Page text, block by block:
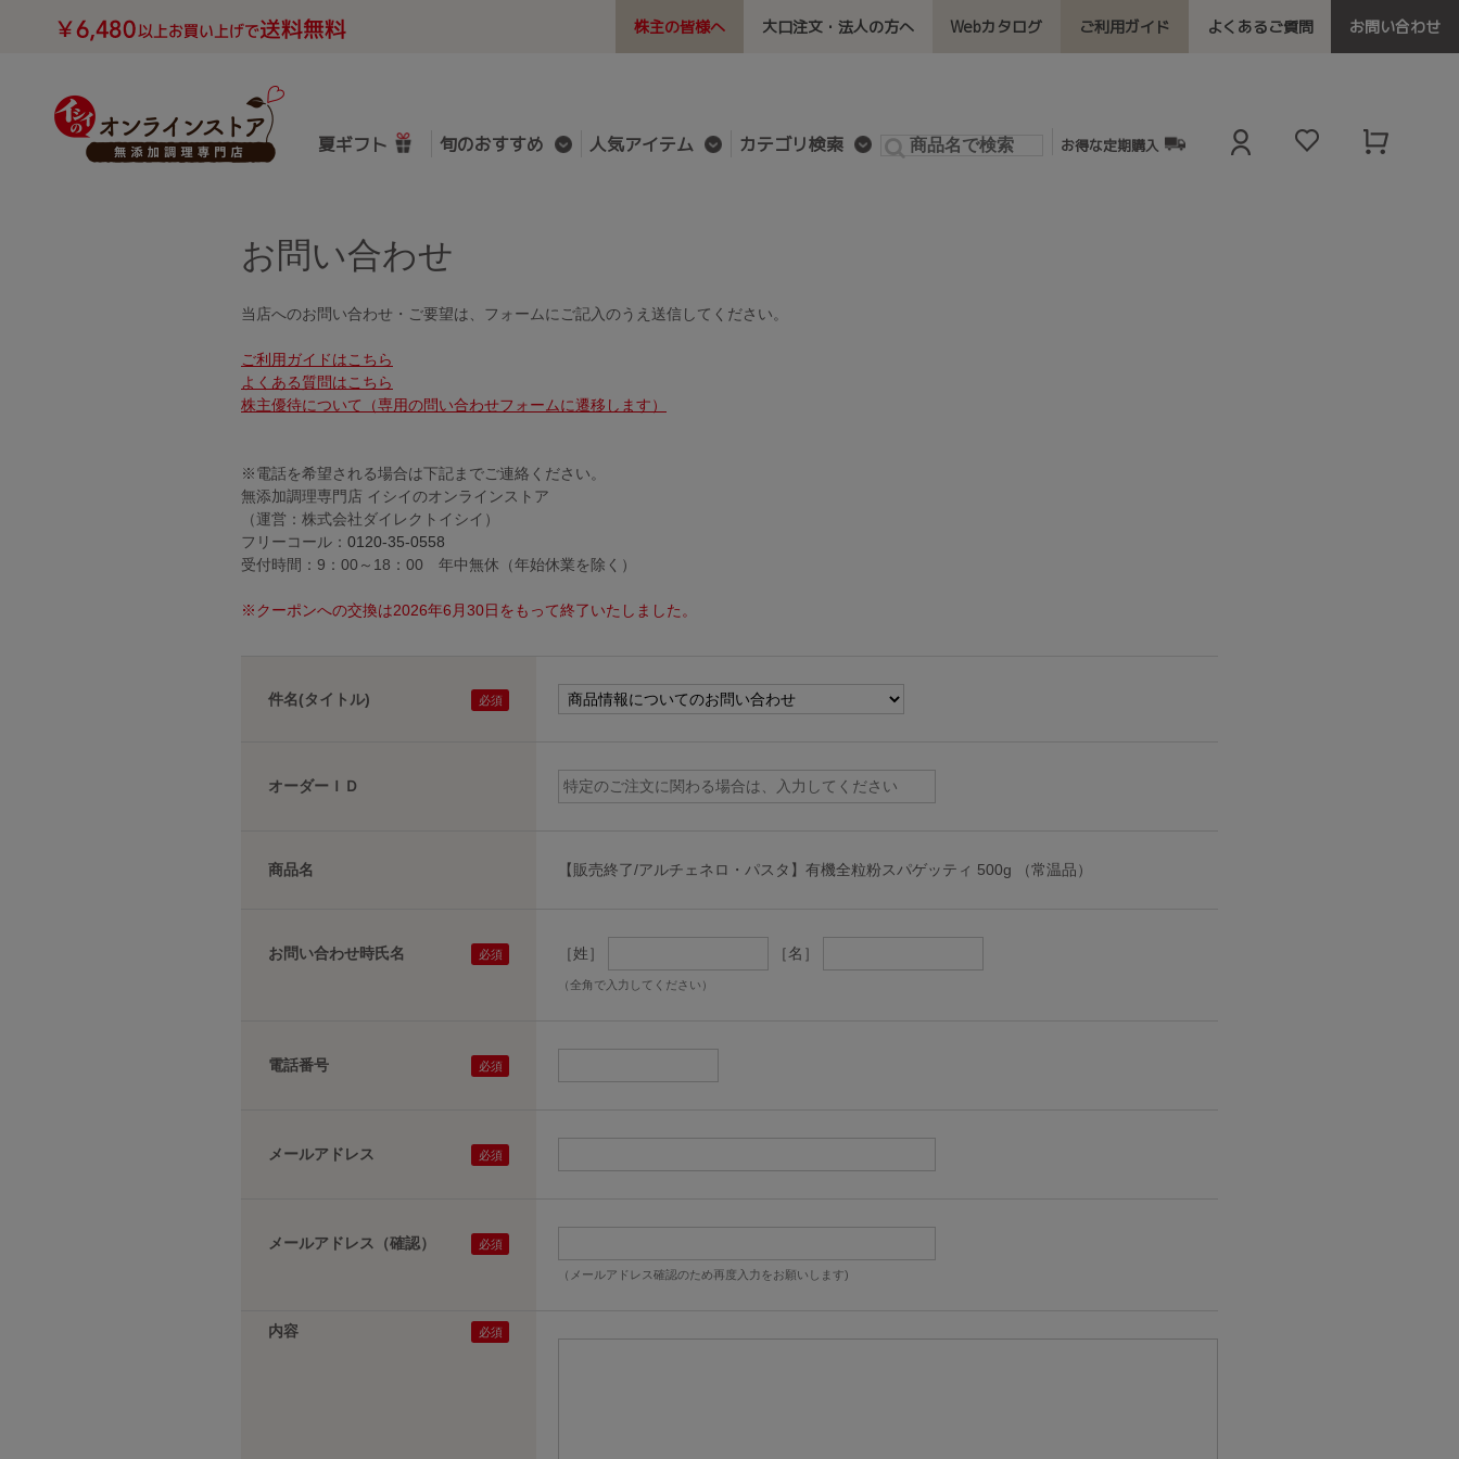
株主の皆様へ 大口注文・法人の方へ Webカタログ ご利用ガイド よくあるご質問 お問い合わせ
夏ギフト 旬のおすすめ 人気アイテム カテゴリ検索 お得な定期購入
お問い合わせ
当店へのお問い合わせ・ご要望は、フォームにご記入のうえ送信してください。
ご利用ガイドはこちら
よくある質問はこちら
株主優待について（専用の問い合わせフォームに遷移します）
※電話を希望される場合は下記までご連絡ください。
無添加調理専門店 イシイのオンラインストア
（運営：株式会社ダイレクトイシイ）
フリーコール： 0120-35-0558
受付時間：9：00～18：00 年中無休（年始休業を除く）
※クーポンへの交換は2026年6月30日をもって終了いたしました。
件名(タイトル)
オーダーＩＤ
商品名 【販売終了/アルチェネロ・パスタ】有機全粒粉スパゲッティ 500g （常温品）
お問い合わせ時氏名 ［姓］ ［名］
（全角で入力してください）
電話番号
メールアドレス
メールアドレス（確認）
（メールアドレス確認のため再度入力をお願いします)
内容